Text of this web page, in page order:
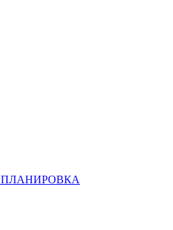
ПЛАНИРОВКА